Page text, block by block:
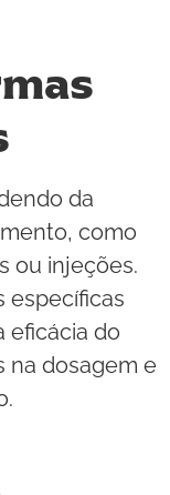
da
como
ou injeções.
específicas
eficácia do
na dosagem e